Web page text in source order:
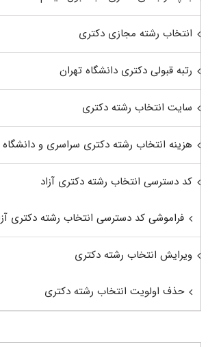
انتخاب رشته مجازی دکتری
رتبه قبولی دکتری دانشگاه تهران
سایت انتخاب رشته دکتری
هزینه انتخاب رشته دکتری سراسری و دانشگاه
کد دسترسی انتخاب رشته دکتری آزاد
فراموشی کد دسترسی انتخاب رشته دکتری
ویرایش انتخاب رشته دکتری
حذف اولویت انتخاب رشته دکتری